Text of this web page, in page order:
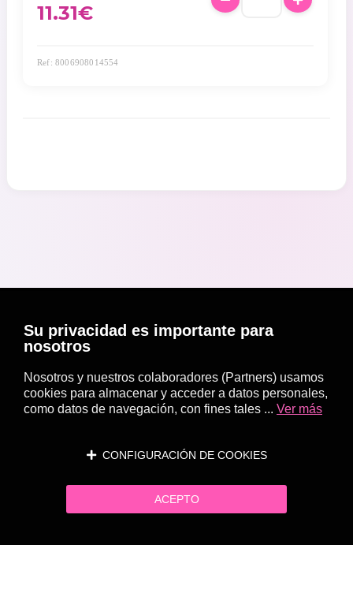
11.31€
Ref: 8006908014554
Su privacidad es importante para
nosotros
Nosotros y nuestros colaboradores (Partners) usamos
cookies para almacenar y acceder a datos personales,
como datos de navegación, con fines tales ... Ver más
CONFIGURACIÓN DE COOKIES
ACEPTO